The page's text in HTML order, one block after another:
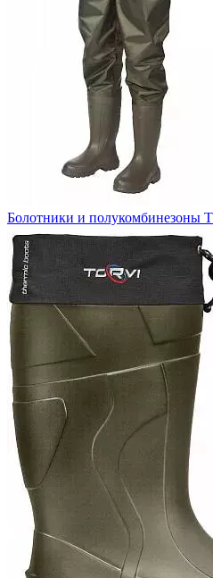
Болотники и полукомбинезоны